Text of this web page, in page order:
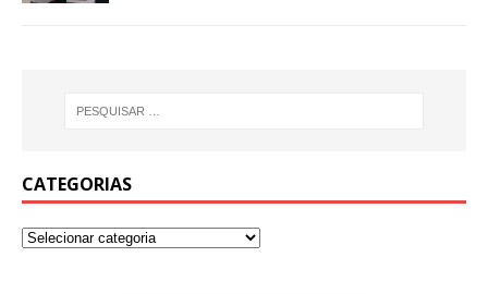
CATEGORIAS